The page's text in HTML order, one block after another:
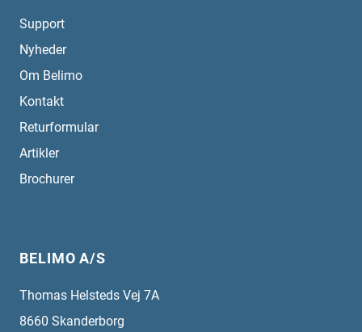
Support
Nyheder
Om Belimo
Kontakt
Returformular
Artikler
Brochurer
BELIMO A/S
Thomas Helsteds Vej 7A
8660 Skanderborg